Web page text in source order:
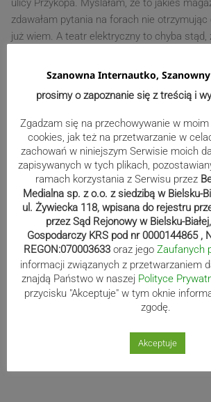
zdawałam pytania na forach nie otrzymując
już wiem. A teatr elektryczny to chyba stąd,
elektrycznej. No chyba, że jest jeszcze jakies
Emil 5 lat temu
Reply toLudmiła
To proste. Zamiast sceny, był ekran. A na
wyświetlany za pomocą projektora
elektrycznego. Stąd cała nazwa Teatr
nazwa kino nie była wtedy zbyt popularna,
Teatr Elektryczny była naonczas bardziej
0
Szanowna Internautko,
prosimy o zapoznanie się z treścią i
Zgadzam się na przechowywanie w
cookies, jak też na przetwarzanie w
zachowań w niniejszym Serwisie moich
zapisywanych w tych plikach,
ramach korzystania z Serwisu przez
Medialna sp. z o.o. z siedzibą w Bielsku-
ul. Żywiecka 118, wpisana do rejestru
przez Sąd Rejonowy w Bielsku-Białej,
Gospodarczy KRS pod nr 0000144865 ,
REGON:070003633 oraz jego Zaufanych
informacji związanych z przetwarzaniem
znajdą Państwo w naszej Polityce
przycisku "Akceptuje" w tym oknie
zgodę.
Akceptuje